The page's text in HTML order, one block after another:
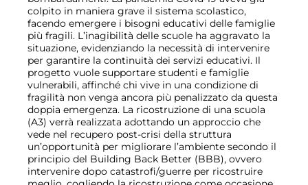
colpito in maniera grave il sistema scolastico,
facendo emergere i bisogni educativi delle famiglie
più fragili. L’inagibilità delle scuole ha aggravato la
situazione, evidenziando la necessità di intervenire
per garantire la continuità dei servizi educativi. Il
progetto vuole supportare studenti e famiglie
vulnerabili, affinché chi vive in una condizione di
fragilità non venga ancora più penalizzato da questa
doppia emergenza. La ricostruzione di una scuola
(A3) verrà realizzata adottando un approccio che
vede nel recupero post-crisi della struttura
un’opportunità per migliorare l’ambiente secondo il
principio del Building Back Better (BBB), ovvero
intervenire dopo catastrofi/guerre per ricostruire